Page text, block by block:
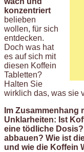
konzentriert
belieben
wollen, für sich
entdecken.
Doch was hat
es auf sich mit
diesen Koffein
Tabletten?
Halten Sie
wirklich das, was sie
Im Zusammenhang
Unklarheiten: Ist
eine tödliche
abbauen? Wie ist
und wie die Koffein